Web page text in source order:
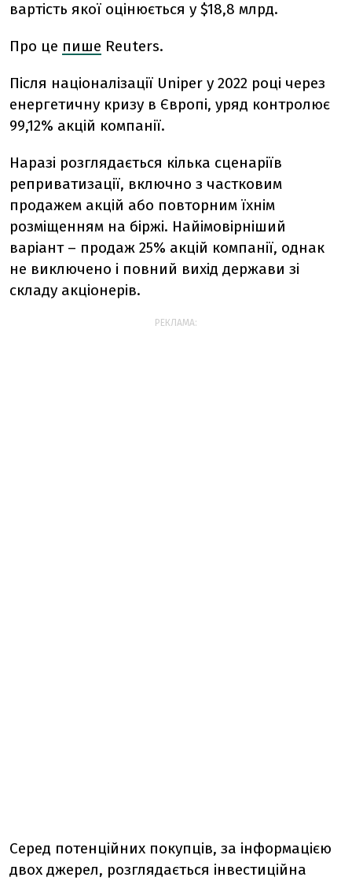
вартість якої оцінюється у $18,8 млрд.
Про це пише Reuters.
Після націоналізації Uniper у 2022 році через
енергетичну кризу в Європі, уряд контролює
99,12% акцій компанії.
Наразі розглядається кілька сценаріїв
реприватизації, включно з частковим
продажем акцій або повторним їхнім
розміщенням на біржі. Найімовірніший
варіант – продаж 25% акцій компанії, однак
не виключено і повний вихід держави зі
складу акціонерів.
РЕКЛАМА:
Серед потенційних покупців, за інформацією
двох джерел, розглядається інвестиційна